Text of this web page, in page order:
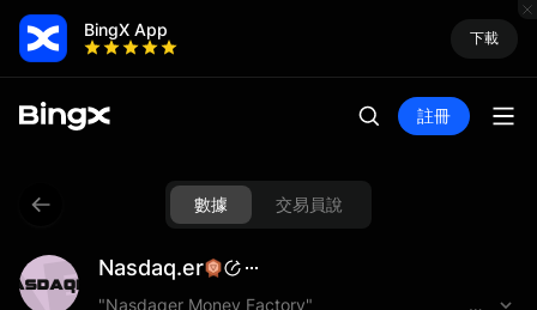
BingX App 下載
註冊
數據 交易員說
Nasdaq.er
"Nasdaqer Money Factory" _____________________________